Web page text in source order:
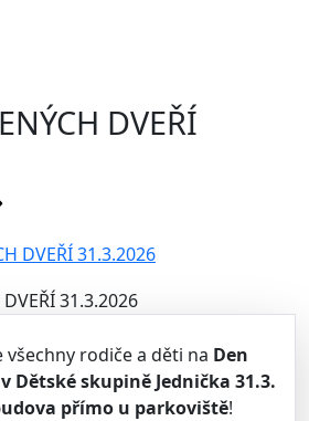
DVEŘÍ
DVEŘÍ 31.3.2026
všechny rodiče a děti na Den
Dětské skupině Jednička 31.3.
přímo u parkoviště!